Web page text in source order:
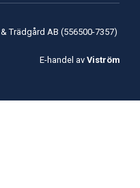
Trädgård AB (556500-7357)
E-handel av Viström